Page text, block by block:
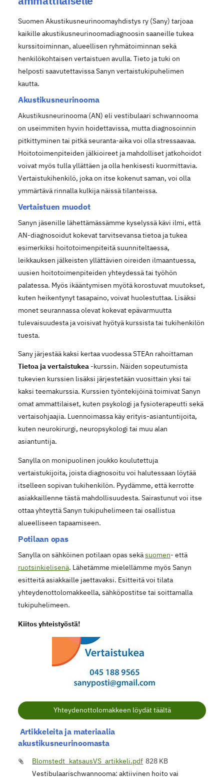
Suomen Akustikusneurinoomayhdistys ry (Sany) tarjoaa
kaikille akustikusneurinoomadiagnoosin saaneille tukea
kurssitoiminnan, alueellisen ryhmätoiminnan sekä
henkilökohtaisen vertaistuen avulla. Tieto ja tuki on
helposti saavutettavissa Sanyn vertaistukipuhelimen
kautta.
Akustikusneurinooma
Akustikusneurinooma (AN) eli vestibulaari schwannooma
on useimmiten hyvin hoidettavissa, mutta diagnosoinnin
pitkittyminen tai pitkä seuranta-aika voi olla stressaavaa.
Hoitotoimenpiteiden jälkioireet ja mahdolliset jatkohoidot
voivat myös tulla yllättäen ja olla henkisesti kuormittavia.
Vertaistukihenkilö, joka on itse kokenut saman, voi olla
ymmärtävä rinnalla kulkija näissä tilanteissa.
Vertaistuen muodot
Sanyn jäsenille lähettämässämme kyselyssä kävi ilmi, että
AN-diagnosoidut kokevat tarvitsevansa tietoa ja tukea
esimerkiksi hoitotoimenpiteitä suunniteltaessa,
leikkauksen jälkeisten yllättävien oireiden ilmaantuessa,
uusien hoitotoimenpiteiden yhteydessä tai työhön
palatessa. Myös ikääntymisen myötä korostuvat muutokset,
kuten heikentynyt tasapaino, voivat huolestuttaa. Lisäksi
monet seurannassa olevat kokevat epävarmuutta
tulevaisuudesta ja voisivat hyötyä kurssista tai tukihenkilön
tuesta.
Sany järjestää kaksi kertaa vuodessa STEAn rahoittaman
Tietoa ja vertaistukea-kurssin. Näiden sopeutumista
tukevien kurssien lisäksi järjestetään vuosittain yksi tai
kaksi teemakurssia. Kurssien työntekijöinä toimivat Sanyn
omat ammattilaiset, kuten psykologi ja fysioterapeutti sekä
vertaisohjaajia. Luennoimassa käy erityis-asiantuntijoita,
kuten neurokirurgi, neuropsykologi tai muu alan
asiantuntija.
Sanylla on monipuolinen joukko koulutettuja
vertaistukijoita, joista diagnosoitu voi halutessaan löytää
itselleen sopivan tukihenkilön. Pyydämme, että kerrotte
asiakkaillenne tästä mahdollisuudesta. Sairastunut voi itse
ottaa yhteyttä Sanyn tukipuhelimeen tai osallistua
alueelliseen tapaamiseen.
Potilaan opas
Sanylla on sähköinen potilaan opas sekäsuomen- että
ruotsinkielisenä. Lähetämme mielellämme myös Sanyn
esitteitä asiakkaille jaettavaksi. Esitteitä voi tilata
yhteydenottolomakkeella, sähköpostitse tai soittamalla
tukipuhelimeen.
Kiitos yhteistyöstä!
Yhteydenottolomakkeen löydät täältä
Artikkeleita ja materiaalia
akustikusneurinoomasta
Blomstedt_katsausVS_artikkeli.pdf 828 KB
Vestibulaarischwannooma: aktiivinen hoito vai